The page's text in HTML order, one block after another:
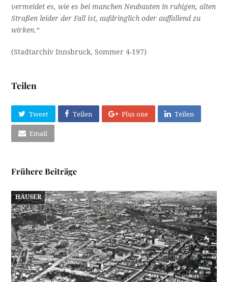
vermeidet es, wie es bei manchen Neubauten in ruhigen, alten
Straßen leider der Fall ist, aufdringlich oder auffallend zu
wirken.“
(Stadtarchiv Innsbruck, Sommer 4-197)
Teilen
Tweet Teilen Plus one Teilen
Email
Frühere Beiträge
HÄUSER